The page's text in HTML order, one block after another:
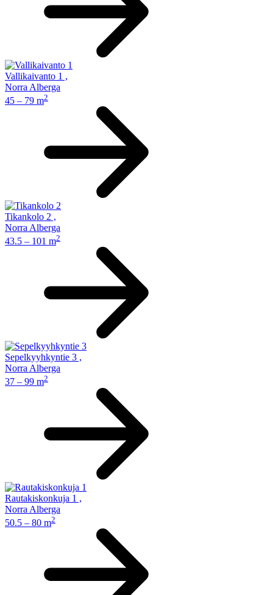
Vallikaivanto 1 ,
Norra Alberga
45 – 79 m2
Tikankolo 2 ,
Norra Alberga
43.5 – 101 m2
Sepelkyyhkyntie 3 ,
Norra Alberga
37 – 99 m2
Rautakiskonkuja 1 ,
Norra Alberga
50.5 – 80 m2